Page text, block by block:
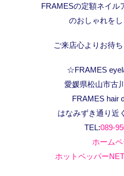
FRAMESの定額ネイル
のおしゃれをし
ご来店心よりお待
☆FRAMES
愛媛県松山市古
FRAMES hair
はなみずき通り近
TEL:089-
ホーム
ホットペッパー